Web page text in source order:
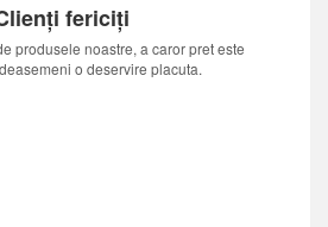
fericiți
produsele noastre, a caror pret este
o deservire placuta.